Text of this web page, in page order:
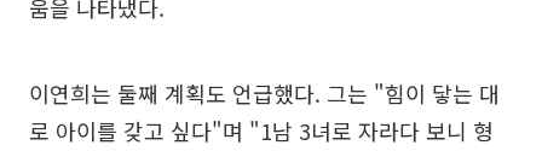
움을 나타냈다.
이연희는 둘째 계획도 언급했다. 그는 "힘이 닿는 대
로 아이를 갖고 싶다"며 "1남 3녀로 자라다 보니 형